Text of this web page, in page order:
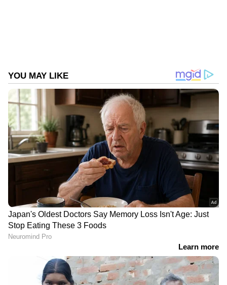
DOWNLOAD APP
ഇന്ത്യയിലെയും ലോകമെമ്പാടുമുള്ള എല്ലാ
India Newsഅറിയാൻ എപ്പോഴും ഏഷ്യാനെറ്റ്
ന്യൂസ് വാർത്തകൾ.Malayalam News